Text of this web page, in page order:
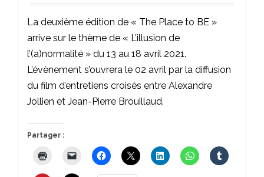
La deuxième édition de « The Place to BE »
arrive sur le thème de « L’illusion de
l’(a)normalité » du 13 au 18 avril 2021.
L’évènement s’ouvrera le 02 avril par la diffusion
du film d’entretiens croisés entre Alexandre
Jollien et Jean-Pierre Brouillaud.
Partager :